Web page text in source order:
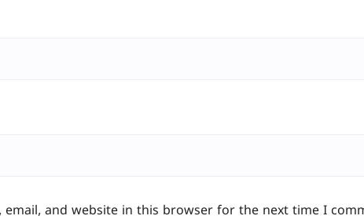
email, and website in this browser for the next time I